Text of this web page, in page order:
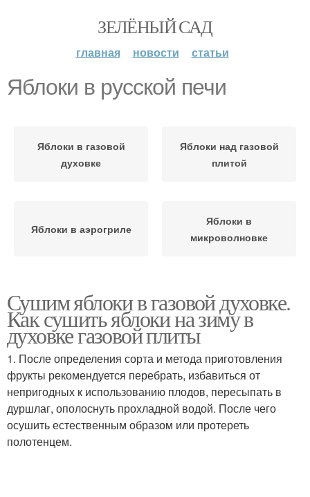
ЗЕЛЁНЫЙ САД
главная новости статьи
Яблоки в русской печи
Яблоки в газовой
духовке
Яблоки над газовой
плитой
Яблоки в аэрогриле
Яблоки в
микроволновке
Сушим яблоки в газовой духовке.
Как сушить яблоки на зиму в
духовке газовой плиты
1. После определения сорта и метода приготовления
фрукты рекомендуется перебрать, избавиться от
непригодных к использованию плодов, пересыпать в
дуршлаг, ополоснуть прохладной водой. После чего
осушить естественным образом или протереть
полотенцем.